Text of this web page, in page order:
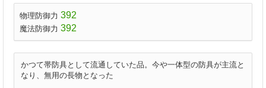
物理防御力 392
魔法防御力 392
かつて帯防具として流通していた品。今や一体型の防具が主流と
なり、無用の長物となった